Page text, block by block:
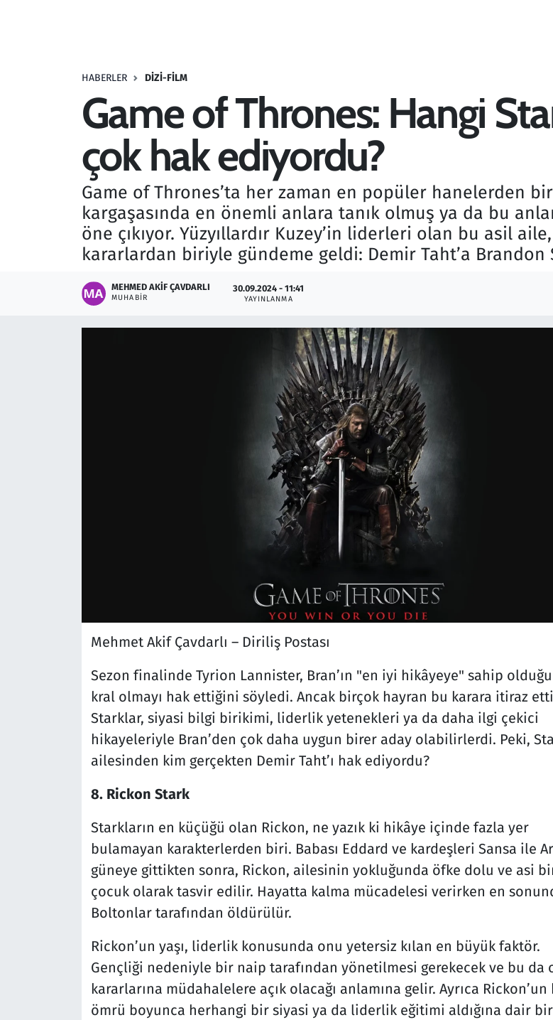
HABERLER DIZI-FILM
Game of Thrones: Hangi
çok hak ediyordu?
Game of Thrones’ta her zaman en popüler hanelerden
kargaşasında en önemli anlara tanık olmuş ya da bu
öne çıkıyor. Yüzyıllardır Kuzey’in liderleri olan bu asil
kararlardan biriyle gündeme geldi: Demir Taht’a Brandon
MEHMED AKIF ÇAVDARLI
MUHABIR
30.09.2024 - 11:41
YAYINLANMA
Mehmet Akif Çavdarlı – Diriliş Postası
Sezon finalinde Tyrion Lannister, Bran’ın "en iyi hikâyeye" sahip
kral olmayı hak ettiğini söyledi. Ancak birçok hayran bu karara itiraz
Starklar, siyasi bilgi birikimi, liderlik yetenekleri ya da daha ilgi çekici
hikayeleriyle Bran’den çok daha uygun birer aday olabilirlerdi. Peki,
ailesinden kim gerçekten Demir Taht’ı hak ediyordu?
8. Rickon Stark
Starkların en küçüğü olan Rickon, ne yazık ki hikâye içinde fazla yer
bulamayan karakterlerden biri. Babası Eddard ve kardeşleri Sansa ile
güneye gittikten sonra, Rickon, ailesinin yokluğunda öfke dolu ve asi
çocuk olarak tasvir edilir. Hayatta kalma mücadelesi verirken en
Boltonlar tarafından öldürülür.
Rickon’un yaşı, liderlik konusunda onu yetersiz kılan en büyük faktör.
Gençliği nedeniyle bir naip tarafından yönetilmesi gerekecek ve bu da
kararlarına müdahalelere açık olacağı anlamına gelir. Ayrıca Rickon’un
ömrü boyunca herhangi bir siyasi ya da liderlik eğitimi aldığına dair
Savunma Sanayi
Seçim 2023
Teknoloji ve Bilim
Televizyon